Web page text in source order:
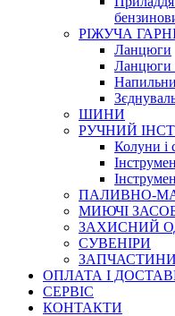
РІЖУЧА
Ланцюги
Ланцюги
ШИНИ
РУЧНИЙ
Колуни і
ПАЛИВНО-
МИЮЧІ
ЗАХИСНИЙ
СУВЕНІРИ
ЗАПЧАСТИНИ
ОПЛАТА І
СЕРВІС
КОНТАКТИ